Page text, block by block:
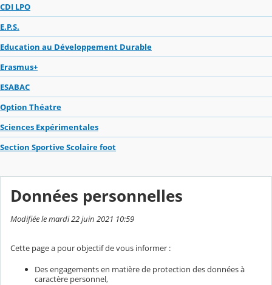
CDI LPO
E.P.S.
Education au Développement Durable
Erasmus+
ESABAC
Option Théatre
Sciences Expérimentales
Section Sportive Scolaire foot
Données personnelles
Modifiée le mardi 22 juin 2021 10:59
Cette page a pour objectif de vous informer :
Des engagements en matière de protection des données à
caractère personnel,